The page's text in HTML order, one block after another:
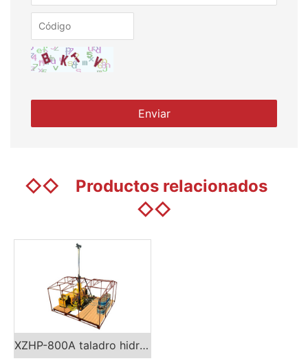
◇◇ Productos relacionados
◇◇
XZHP-800A taladro hidráulico completo portátil